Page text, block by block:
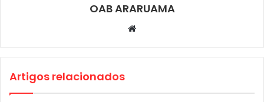
OAB ARARUAMA
Website
Artigos relacionados